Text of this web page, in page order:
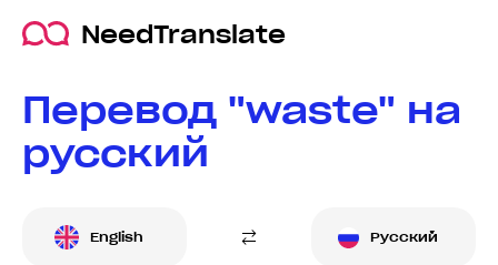
NeedTranslate
Перевод "waste" на
русский
English Русский